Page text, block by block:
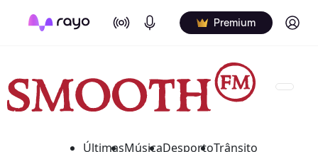
On Air Podcasts Premium Log in
ÚltimasMúsicaDesportoTrânsito